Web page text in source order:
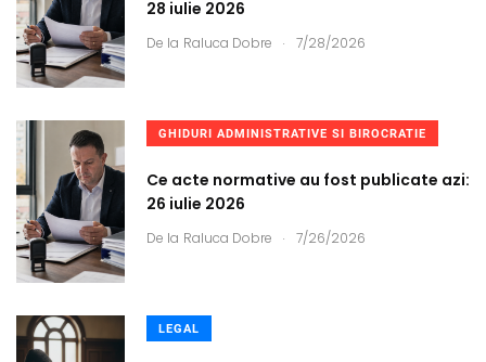
28 iulie 2026
De la Raluca Dobre . 7/28/2026
GHIDURI ADMINISTRATIVE SI BIROCRATIE
Ce acte normative au fost publicate azi:
26 iulie 2026
De la Raluca Dobre . 7/26/2026
LEGAL